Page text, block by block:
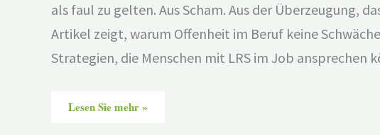
als faul zu gelten. Aus Scham. Aus der Überzeugung,
Artikel zeigt, warum Offenheit im Beruf keine
Strategien, die Menschen mit LRS im Job ansprechen
Lesen Sie mehr »